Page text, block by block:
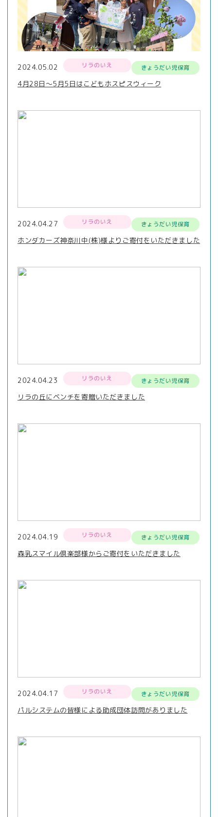
2024.05.02 リラのいえ きょうだい児保育
4月28日～5月5日はこどもホスピスウィーク
2024.04.27 リラのいえ きょうだい児保育
ホンダカーズ神奈川中(株)様よりご寄付をいただきました
2024.04.23 リラのいえ きょうだい児保育
リラの丘にベンチを寄贈いただきました
2024.04.19 リラのいえ きょうだい児保育
森乳スマイル倶楽部様からご寄付をいただきました
2024.04.17 リラのいえ きょうだい児保育
パルシステムの皆様による助成団体訪問がありました